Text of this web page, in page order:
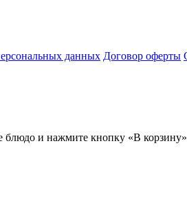
данных Договор оферты
блюдо и нажмите кнопку «В корзину»